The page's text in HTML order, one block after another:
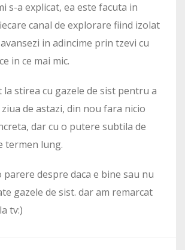
s-a explicat, ea este facuta in
canal de explorare fiind izolat
in adincime prin tzevi cu
in ce mai mic.
stirea cu gazele de sist pentru a
de astazi, din nou fara nicio
dar cu o putere subtila de
termen lung.
parere despre daca e bine sau nu
gazele de sist. dar am remarcat
tv:)